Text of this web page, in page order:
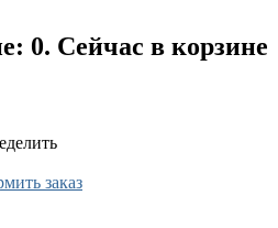
0. Сейчас в корзине
заказ